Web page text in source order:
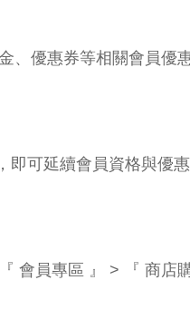
優惠券等相關會員優惠
可延續會員資格與優惠
會員專區 』 > 『 商店